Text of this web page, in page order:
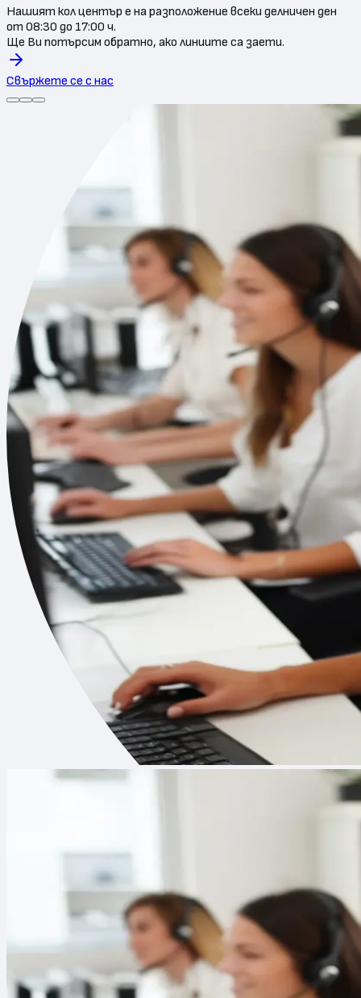
Нашият кол център е на разположение всеки делничен ден
от 08:30 до 17:00 ч.
Ще Ви потърсим обратно, ако линиите са заети.
Свържете се с нас